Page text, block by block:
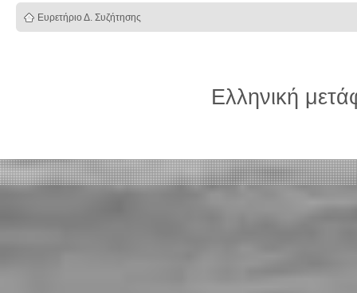
Ευρετήριο Δ. Συζήτησης
Ελληνική